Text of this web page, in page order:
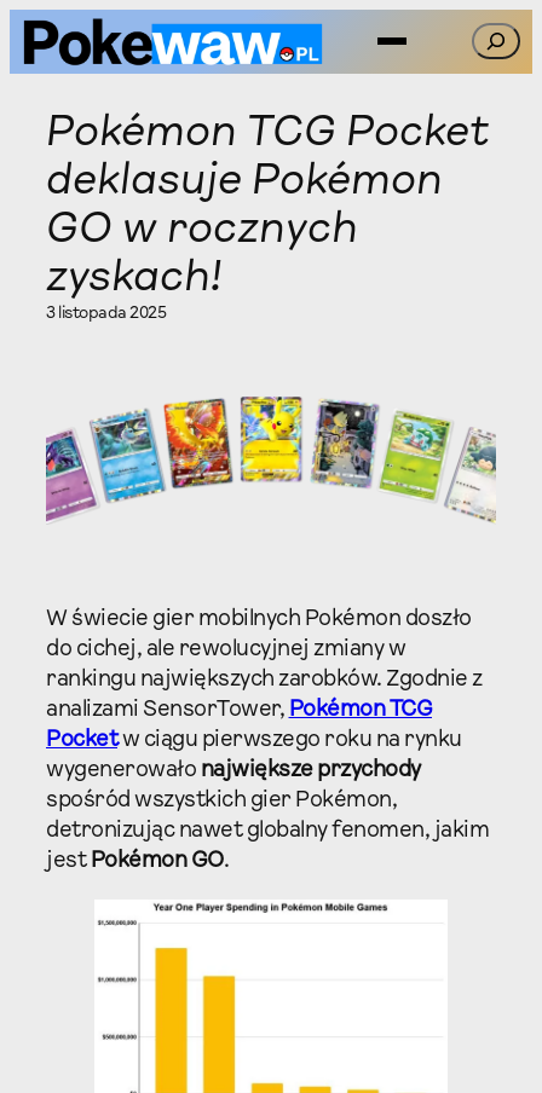
Przejdź
Szukaj
Pokémon TCG Pocket
deklasuje Pokémon
GO w rocznych
zyskach!
3 listopada 2025
W świecie gier mobilnych Pokémon doszło
do cichej, ale rewolucyjnej zmiany w
rankingu największych zarobków. Zgodnie z
analizami SensorTower, Pokémon TCG
Pocketw ciągu pierwszego roku na rynku
wygenerowało największe przychody
spośród wszystkich gier Pokémon,
detronizując nawet globalny fenomen, jakim
jest Pokémon GO.